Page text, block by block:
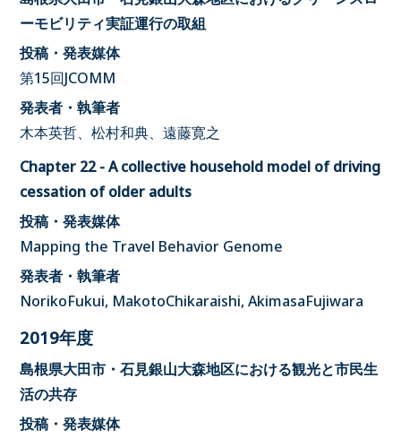
ーモビリティ実証運行の取組
投稿・発表媒体
第15回JCOMM
発表者・執筆者
木本英哲、松村和典、遠藤寛之
Chapter 22 - A collective household model of driving
cessation of older adults
投稿・発表媒体
Mapping the Travel Behavior Genome
発表者・執筆者
NorikoFukui, MakotoChikaraishi, AkimasaFujiwara
2019年度
島根県大田市・石見銀山大森地区における観光と市民生
活の共存
投稿・発表媒体